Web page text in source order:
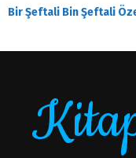
Bir Şeftali Bin Şeftali